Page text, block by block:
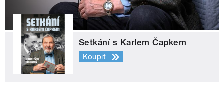
Setkání s Karlem Čapkem
Koupit